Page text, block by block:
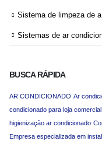
Sistema de limpeza de
Sistemas de ar
BUSCA RÁPIDA
AR CONDICIONADO Ar
condicionado para loja comercial
higienização ar condicionado
Empresa especializada em